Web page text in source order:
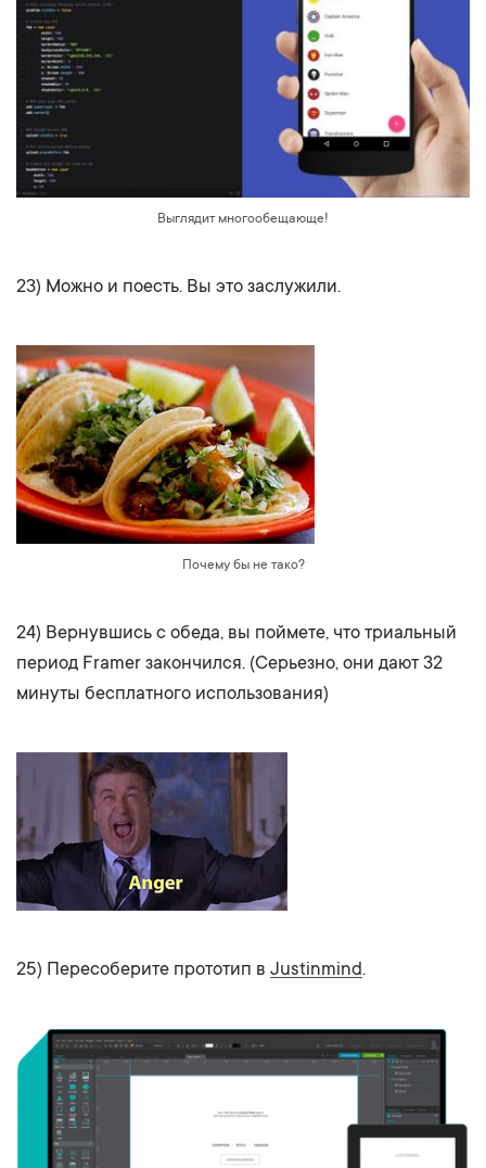
Выглядит многообещающе!
23) Можно и поесть. Вы это заслужили.
Почему бы не тако?
24) Вернувшись с обеда, вы поймете, что триальный
период Framer закончился. (Серьезно, они дают 32
минуты бесплатного использования)
25) Пересоберите прототип в Justinmind.